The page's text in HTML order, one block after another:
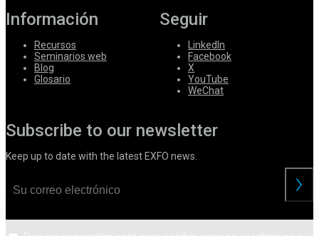
Información
Recursos
Seminarios web
Blog
Glosario
Seguir
LinkedIn
Facebook
X
YouTube
WeChat
Subscribe to our newsletter
Keep up to date with the latest EXFO news.